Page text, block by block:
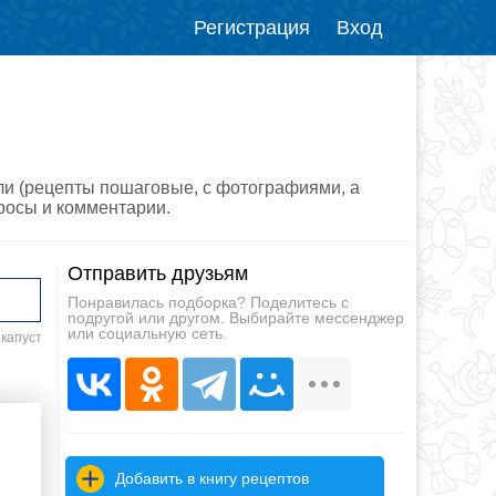
Регистрация Вход
(рецепты пошаговые, с фотографиями, а
и комментарии.
Отправить друзьям
Понравилась подборка? Поделитесь с
подругой или другом. Выбирайте мессенджер
или социальную сеть.
Добавить в книгу рецептов